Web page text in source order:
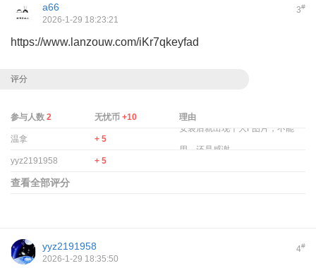
3#
a66
2026-1-29 18:23:21
https://www.lanzouw.com/iKr7qkeyfad
评分
参与人数 2 无忧币+10 理由
温拿 + 5
安装后就出现个大F图片，不能
用。还是感谢.
yyz2191958
+ 5
查看全部评分
4#
yyz2191958
2026-1-29 18:35:50